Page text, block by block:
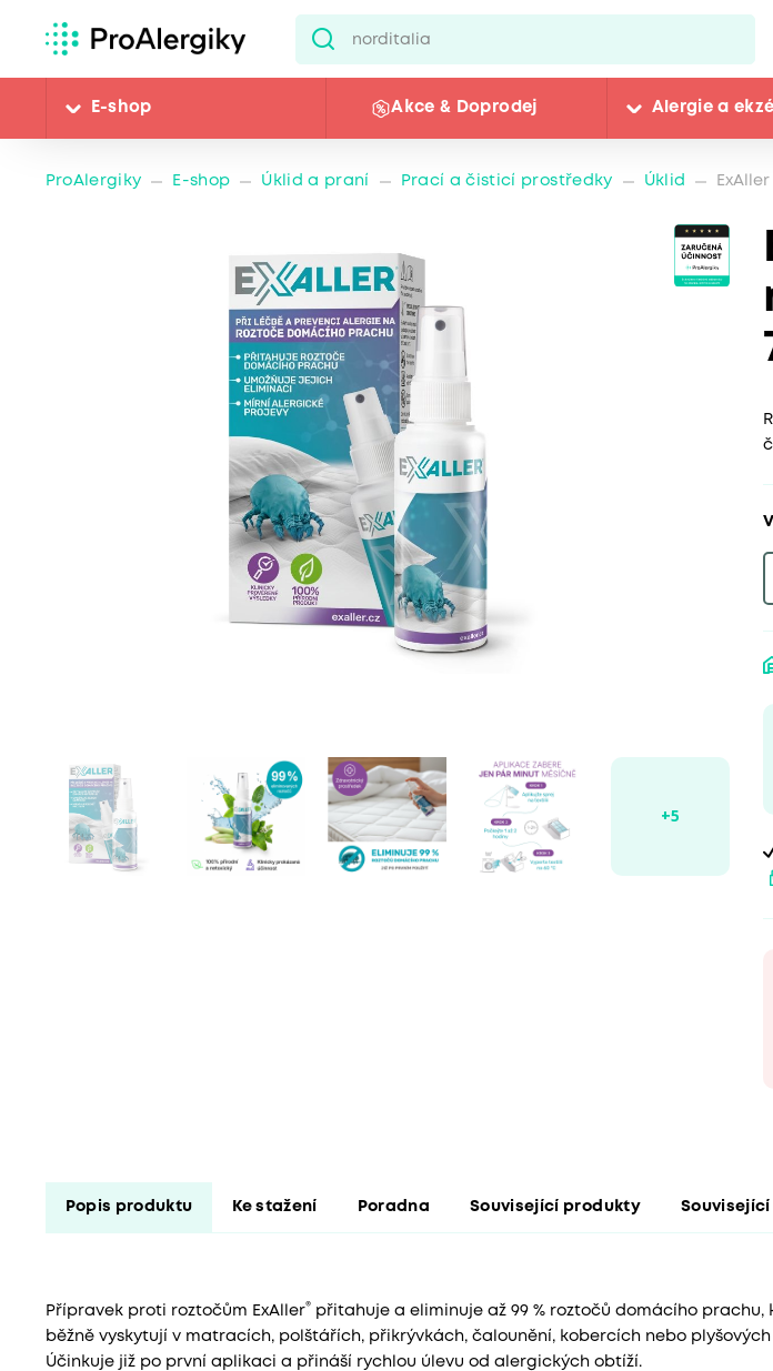
E-shop Akce & Doprodej Alergie a
ProAlergiky E-shop Úklid a praní Prací a čisticí prostředky Úklid
Popis produktu Ke stažení Poradna Související produkty
Přípravek proti roztočům ExAller® přitahuje a eliminuje až 99 % roztočů domácího prachu,
běžně vyskytují v matracích, polštářích, přikrývkách, čalounění, kobercích nebo
Účinkuje již po první aplikaci a přináší rychlou úlevu od alergických obtíží.